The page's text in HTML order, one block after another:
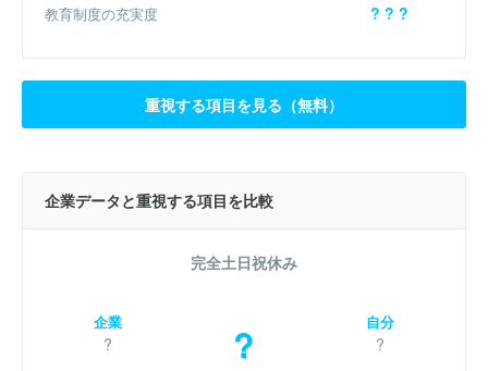
教育制度の充実度 ? ? ?
重視する項目を見る（無料）
企業データと重視する項目を比較
完全土日祝休み
企業
? ? 自分
?